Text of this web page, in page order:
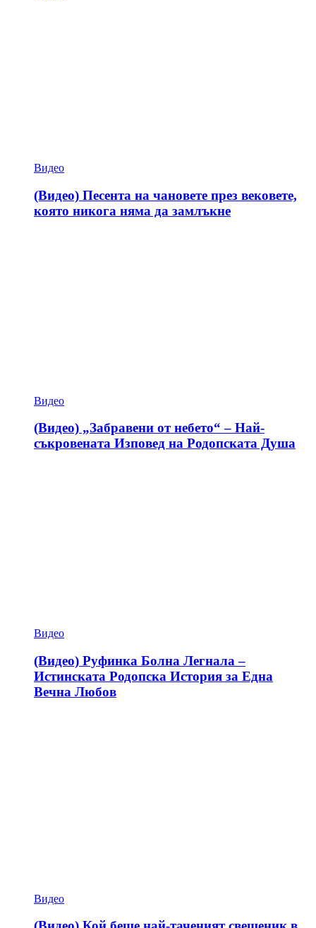
Видео
(Видео) Песента на чановете през вековете,
която никога няма да замлъкне
Видео
(Видео) „Забравени от небето“ – Най-
съкровената Изповед на Родопската Душа
Видео
(Видео) Руфинка Болна Легнала –
Истинската Родопска История за Една
Вечна Любов
Видео